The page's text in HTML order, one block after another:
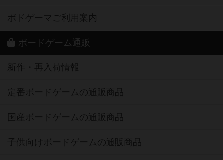
ボドゲーマご利用案内
ボードゲーム通販
新作・再入荷情報
定番ボードゲームの通販商品
国産ボードゲームの通販商品
子供向けボードゲームの通販商品